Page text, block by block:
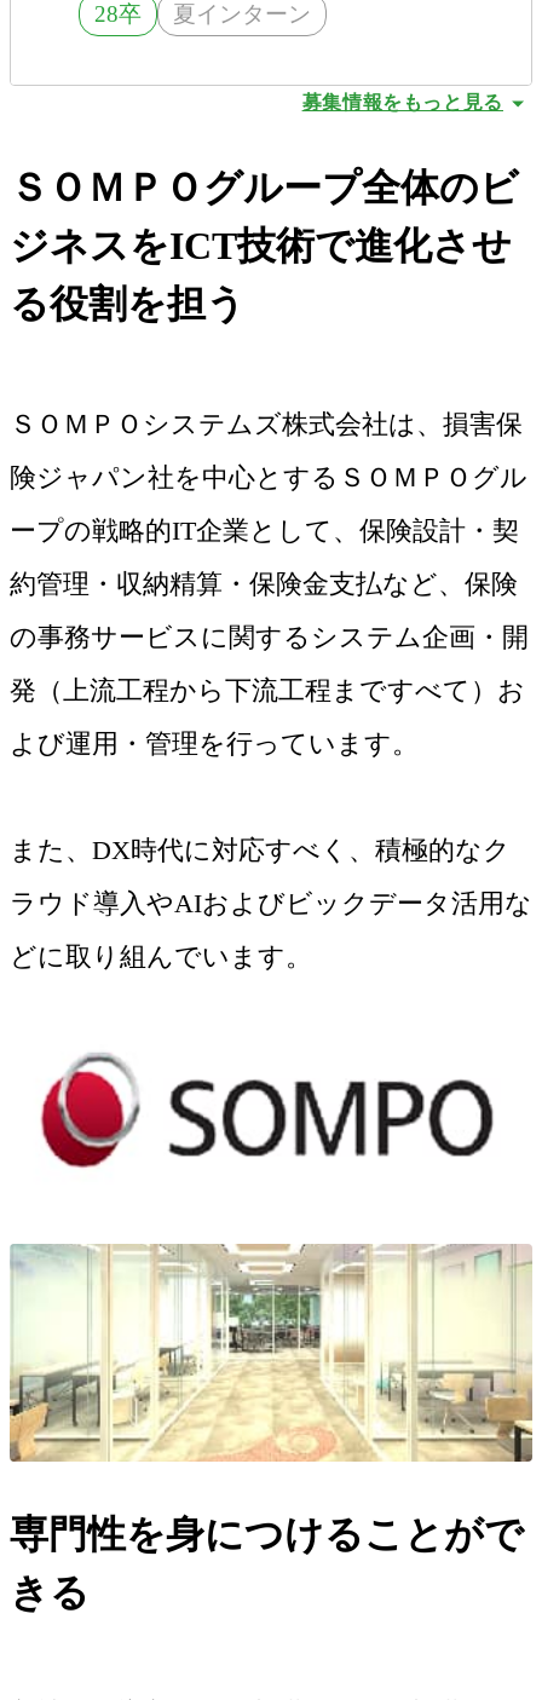
28卒 夏インターン
募集情報をもっと見る
ＳＯＭＰＯグループ全体のビ
ジネスをICT技術で進化させ
る役割を担う
ＳＯＭＰＯシステムズ株式会社は、損害保
険ジャパン社を中心とするＳＯＭＰＯグル
ープの戦略的IT企業として、保険設計・契
約管理・収納精算・保険金支払など、保険
の事務サービスに関するシステム企画・開
発（上流工程から下流工程まですべて）お
よび運用・管理を行っています。
また、DX時代に対応すべく、積極的なク
ラウド導入やAIおよびビックデータ活用な
専門性を身につけることがで
きる